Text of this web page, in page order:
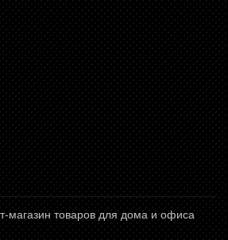
магазин товаров для дома и офиса